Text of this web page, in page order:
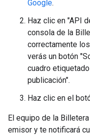
Google.
Haz clic en "API
consola de la
correctamente
verás un botón
cuadro
publicación".
Haz clic en el
El equipo de la
emisor y te notificará